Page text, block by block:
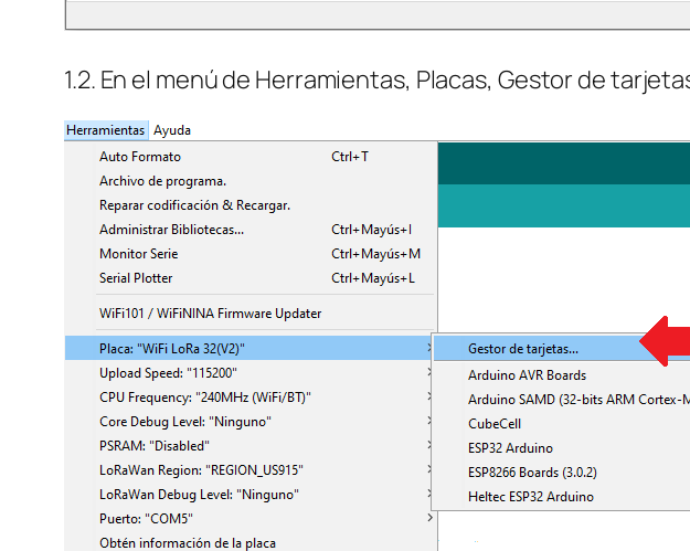
1.2. En el menú de Herramientas, Placas, Gestor de